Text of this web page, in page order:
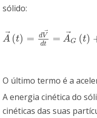
sólido:
A ⃗(t) = dV ⃗
dt = A⃗
G (t)
A→(t) =dV →d t=A→G (t)+ ω
O último termo é a
A energia cinética do
cinéticas das suas